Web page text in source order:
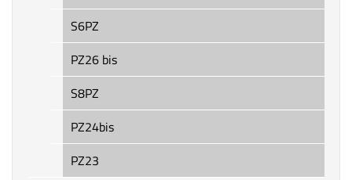
S6PZ
PZ26 bis
S8PZ
PZ24bis
PZ23